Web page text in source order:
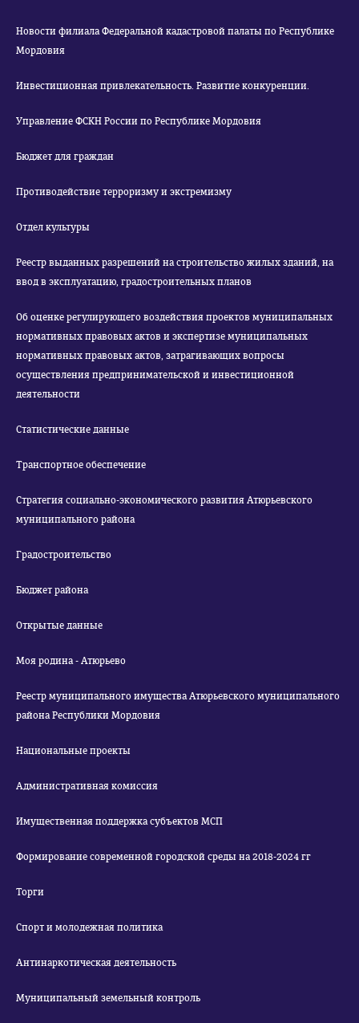
Новости филиала Федеральной кадастровой палаты по Республике
Мордовия
Инвестиционная привлекательность. Развитие конкуренции.
Управление ФСКН России по Республике Мордовия
Бюджет для граждан
Противодействие терроризму и экстремизму
Отдел культуры
Реестр выданных разрешений на строительство жилых зданий, на
ввод в эксплуатацию, градостроительных планов
Об оценке регулирующего воздействия проектов муниципальных
нормативных правовых актов и экспертизе муниципальных
нормативных правовых актов, затрагивающих вопросы
осуществления предпринимательской и инвестиционной
деятельности
Статистические данные
Транспортное обеспечение
Стратегия социально-экономического развития Атюрьевского
муниципального района
Градостроительство
Бюджет района
Открытые данные
Моя родина - Атюрьево
Реестр муниципального имущества Атюрьевского муниципального
района Республики Мордовия
Национальные проекты
Административная комиссия
Имущественная поддержка субъектов МСП
Формирование современной городской среды на 2018-2024 гг
Торги
Спорт и молодежная политика
Антинаркотическая деятельность
Муниципальный земельный контроль